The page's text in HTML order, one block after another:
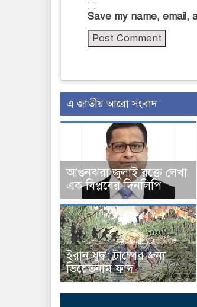
Save my name, email,
এ জাতীয় আরো সংবাদ
আগুনঝরা জুলাই রক্তে লেখা
এক বিপ্লবের দিনলিপি
ইরান যুদ্ধ: ট্রাম্পের জন্য
ভিয়েতনাম ফাঁদ